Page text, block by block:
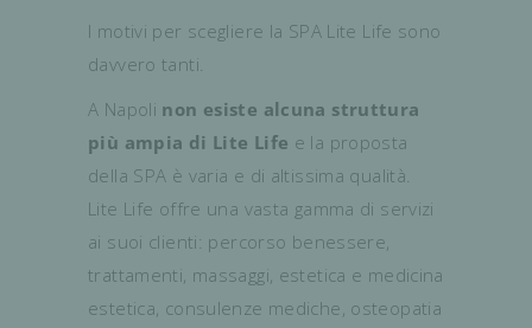
I motivi per scegliere la SPA Lite Life sono
davvero tanti.
A Napoli non esiste alcuna struttura
più ampia di Lite Life e la proposta
della SPA è varia e di altissima qualità.
Lite Life offre una vasta gamma di servizi
ai suoi clienti: percorso benessere,
trattamenti, massaggi, estetica e medicina
estetica, consulenze mediche, osteopatia